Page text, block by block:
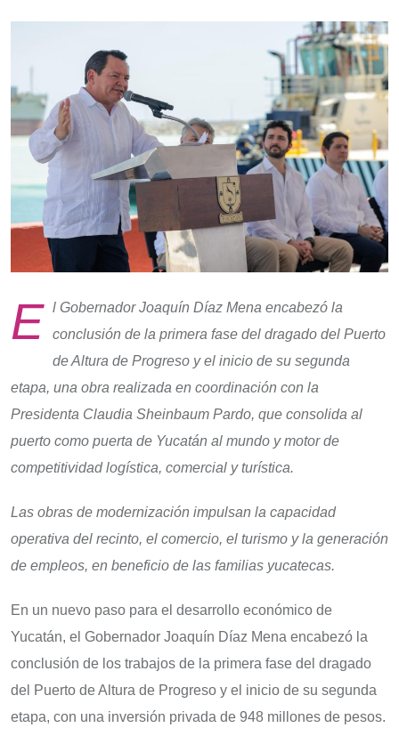
E l Gobernador Joaquín Díaz Mena encabezó la
conclusión de la primera fase del dragado del Puerto
de Altura de Progreso y el inicio de su segunda
etapa, una obra realizada en coordinación con la
Presidenta Claudia Sheinbaum Pardo, que consolida al
puerto como puerta de Yucatán al mundo y motor de
competitividad logística, comercial y turística.
Las obras de modernización impulsan la capacidad
operativa del recinto, el comercio, el turismo y la generación
de empleos, en beneficio de las familias yucatecas.
En un nuevo paso para el desarrollo económico de
Yucatán, el Gobernador Joaquín Díaz Mena encabezó la
conclusión de los trabajos de la primera fase del dragado
del Puerto de Altura de Progreso y el inicio de su segunda
etapa, con una inversión privada de 948 millones de pesos.